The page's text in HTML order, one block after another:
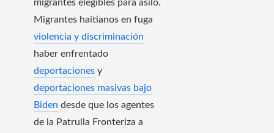
migrantes elegibles para asilo.
Migrantes haitianos en fuga
violencia y discriminación
haber enfrentado
deportaciones y
deportaciones masivas bajo
Biden desde que los agentes
de la Patrulla Fronteriza a